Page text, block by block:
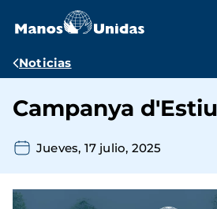
contenido
Ruta
navegación
Noticias
Campanya
Jueves, 17 julio, 2025